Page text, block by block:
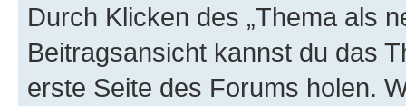
Durch Klicken des „Thema als
Beitragsansicht kannst du das
erste Seite des Forums holen.